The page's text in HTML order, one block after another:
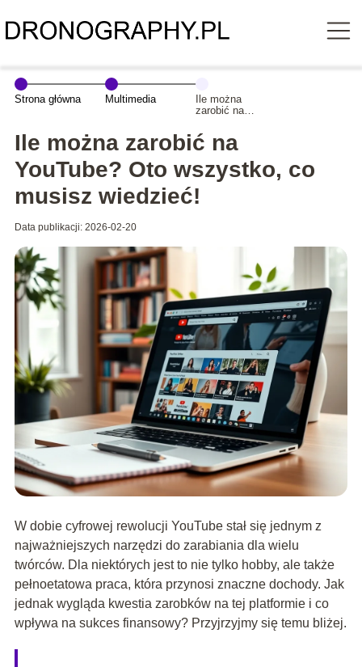
Strona główna Multimedia
Ile można
zarobić na
wszystko, co
musisz
Ile można zarobić na
YouTube? Oto wszystko, co
musisz wiedzieć!
Data publikacji: 2026-02-20
W dobie cyfrowej rewolucji YouTube stał się jednym z
najważniejszych narzędzi do zarabiania dla wielu
twórców. Dla niektórych jest to nie tylko hobby, ale także
pełnoetatowa praca, która przynosi znaczne dochody. Jak
jednak wygląda kwestia zarobków na tej platformie i co
wpływa na sukces finansowy? Przyjrzyjmy się temu bliżej.